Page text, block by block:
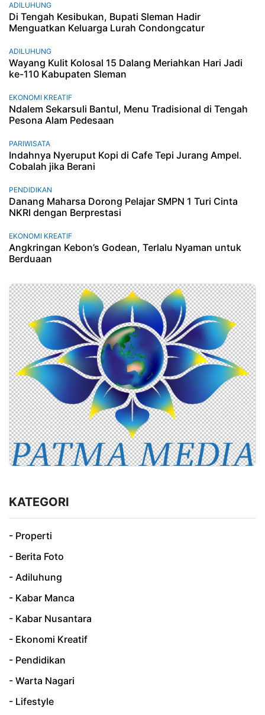
ADILUHUNG
Di Tengah Kesibukan, Bupati Sleman Hadir
Menguatkan Keluarga Lurah Condongcatur
ADILUHUNG
Wayang Kulit Kolosal 15 Dalang Meriahkan Hari Jadi
ke-110 Kabupaten Sleman
EKONOMI KREATIF
Ndalem Sekarsuli Bantul, Menu Tradisional di Tengah
Pesona Alam Pedesaan
PARIWISATA
Indahnya Nyeruput Kopi di Cafe Tepi Jurang Ampel.
Cobalah jika Berani
PENDIDIKAN
Danang Maharsa Dorong Pelajar SMPN 1 Turi Cinta
NKRI dengan Berprestasi
EKONOMI KREATIF
Angkringan Kebon’s Godean, Terlalu Nyaman untuk
Berduaan
KATEGORI
- Properti
- Berita Foto
- Adiluhung
- Kabar Manca
- Kabar Nusantara
- Ekonomi Kreatif
- Pendidikan
- Warta Nagari
- Lifestyle